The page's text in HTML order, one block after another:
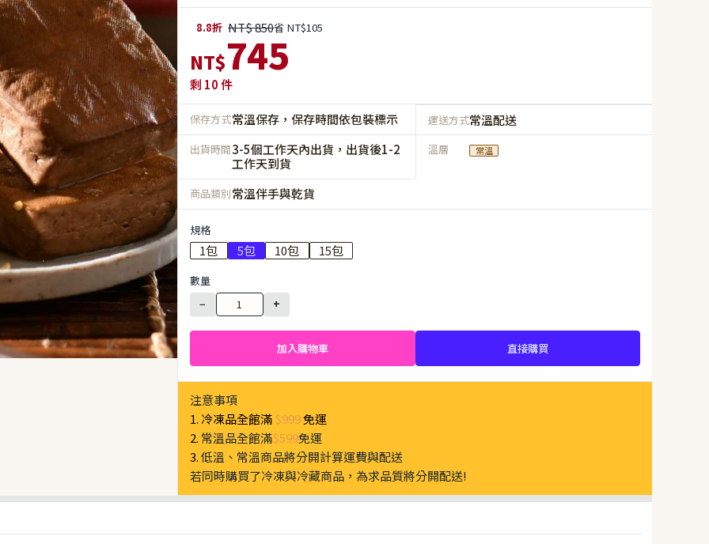
8.8折 NT$ 850省 NT$105
NT$745
剩 10件
保存方式常溫保存，保存時間依包裝標示 運送方式常溫配送
出貨時間3-5個工作天內出貨，出貨後1-2
工作天到貨
溫層 常溫
商品類別常溫伴手與乾貨
規格
1包 5包 10包 15包
數量
−
+
加入購物車 直接購買
注意事項
1. 冷凍品全館滿 $999免運
2. 常溫品全館滿$599免運
3.低溫、常溫商品將分開計算運費與配送
若同時購買了冷凍與冷藏商品，為求品質將分開配送!